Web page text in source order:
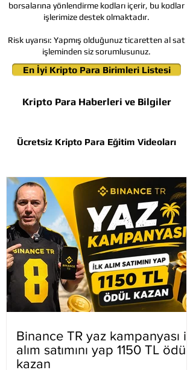
Ücretsiz Kripto Para Eğitim Videoları
Kripto Para Haberleri ve Bilgiler
En İyi Kripto Para Birimleri Listesi
Binance TR yaz kampanyası ilk
alım satımını yap 1150 TL ödül
kazan
borsalarına yönlendirme kodları içerir, bu kodlar
işlerimize destek olmaktadır.
Risk uyarısı: Yapmış olduğunuz ticaretten al sat
işleminden siz sorumlusunuz.